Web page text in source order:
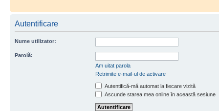
Autentificare
Nume utilizator:
Parolă:
Am uitat parola
Retrimite e-mail-ul de activare
Autentifică-mă automat la fiecare vizită
Ascunde starea mea online în această sesiune